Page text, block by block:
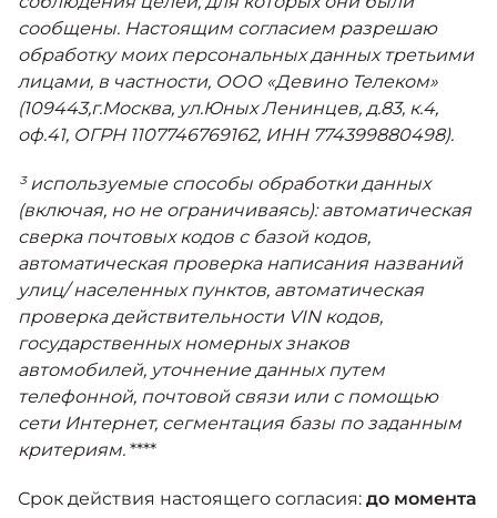
сообщены. Настоящим согласием разрешаю
обработку моих персональных данных третьими
лицами, в частности, ООО «Девино Телеком»
(109443,г.Москва, ул.Юных Ленинцев, д.83, к.4,
оф.41, ОГРН 1107746769162, ИНН 774399880498).
³ используемые способы обработки данных
(включая, но не ограничиваясь): автоматическая
сверка почтовых кодов с базой кодов,
автоматическая проверка написания названий
улиц/ населенных пунктов, автоматическая
проверка действительности VIN кодов,
государственных номерных знаков
автомобилей, уточнение данных путем
телефонной, почтовой связи или с помощью
сети Интернет, сегментация базы по заданным
критериям. ****
Срок действия настоящего cогласия: до момента